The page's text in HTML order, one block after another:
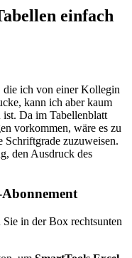
einfach
die ich von einer Kollegin
kann ich aber kaum
Da im Tabellenblatt
vorkommen, wäre es zu
Schriftgrade zuzuweisen.
den Ausdruck des
Abonnement
Sie in der Box rechtsunten